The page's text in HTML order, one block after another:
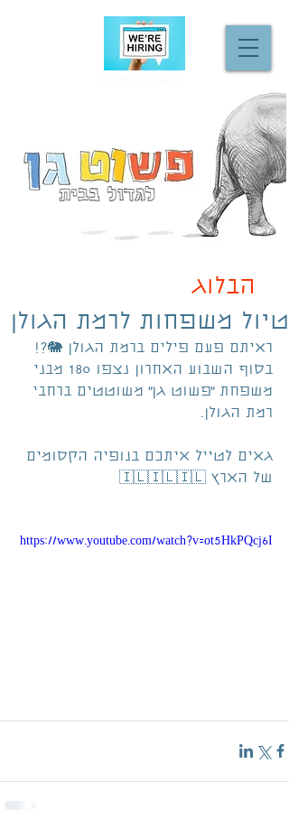
הבלוג
טיול משפחות לרמת הגולן
ראיתם פעם פילים ברמת הגולן 🐘?!
בסוף השבוע האחרון נצפו 180 מבני
משפחת ״פשוט גן״ משוטטים ברחבי
רמת הגולן.
גאים לטייל איתכם בנופיה הקסומים
של הארץ 🇮🇱🇮🇱🇮🇱
https://www.youtube.com/watch?v=ot5HkPQcj6I